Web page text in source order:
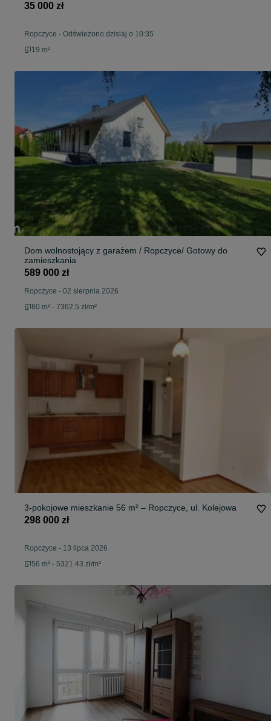
35 000 zł
Ropczyce - Odświeżono dzisiaj o 10:35
19 m²
Dom wolnostojący z garażem / Ropczyce/ Gotowy do
zamieszkania
589 000 zł
Ropczyce - 02 sierpnia 2026
80 m² - 7362.5 zł/m²
3-pokojowe mieszkanie 56 m² – Ropczyce, ul. Kolejowa
298 000 zł
Ropczyce - 13 lipca 2026
56 m² - 5321.43 zł/m²